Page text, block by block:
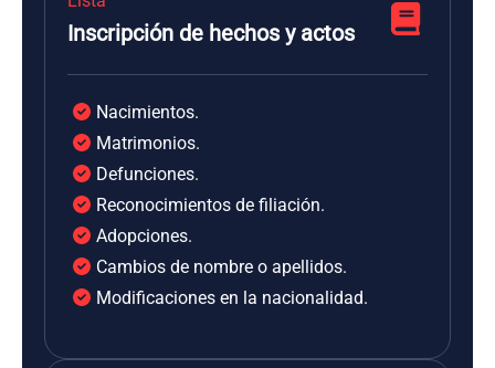
Inscripción de hechos y actos
Nacimientos.
Matrimonios.
Defunciones.
Reconocimientos de filiación.
Adopciones.
Cambios de nombre o apellidos.
Modificaciones en la nacionalidad.